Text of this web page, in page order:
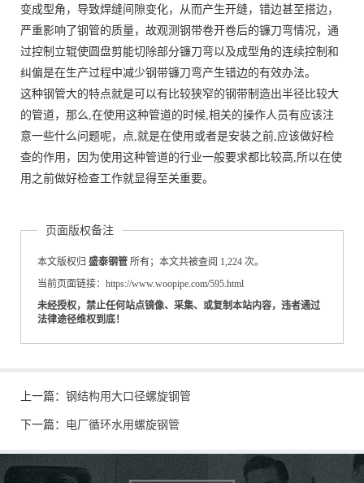
变成型角，导致焊缝间隙变化，从而产生开缝，错边甚至搭边，
严重影响了钢管的质量，故观测钢带卷开卷后的镰刀弯情况，通
过控制立辊使圆盘剪能切除部分镰刀弯以及成型角的连续控制和
纠偏是在生产过程中减少钢带镰刀弯产生错边的有效办法。
这种钢管大的特点就是可以有比较狭窄的钢带制造出半径比较大
的管道，那么,在使用这种管道的时候,相关的操作人员有应该注
意一些什么问题呢，点,就是在使用或者是安装之前,应该做好检
查的作用，因为使用这种管道的行业一般要求都比较高,所以在使
用之前做好检查工作就显得至关重要。
页面版权备注
本文版权归 盛泰钢管 所有；本文共被查阅 1,224 次。
当前页面链接：https://www.woopipe.com/595.html
未经授权，禁止任何站点镜像、采集、或复制本站内容，违者通过
法律途径维权到底！
上一篇： 钢结构用大口径螺旋钢管
下一篇： 电厂循环水用螺旋钢管